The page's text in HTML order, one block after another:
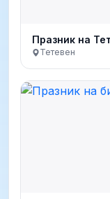
Празник на
Тетевен